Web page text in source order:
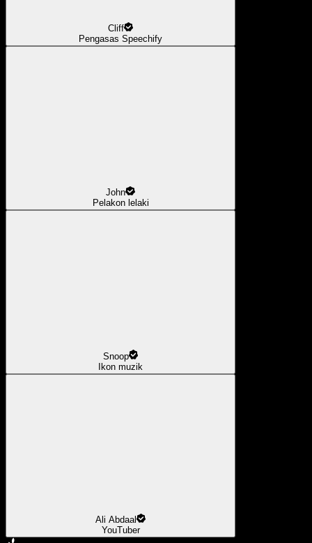
Cliff
Pengasas Speechify
John
Pelakon lelaki
Snoop
Ikon muzik
Ali Abdaal
YouTuber